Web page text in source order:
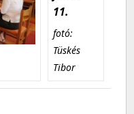
11.
fotó:
Tüskés
Tibor